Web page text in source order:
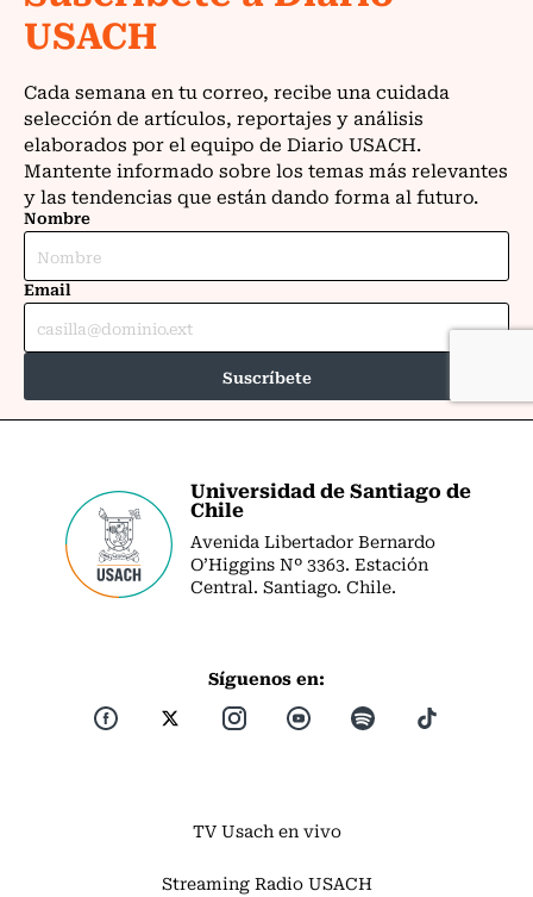
Universidad de Santiago de
Chile
Avenida Libertador Bernardo
O’Higgins Nº 3363. Estación
Central. Santiago. Chile.
Síguenos en:
TV Usach en vivo
Streaming Radio USACH